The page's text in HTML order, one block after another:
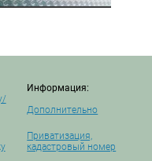
Информация:
Дополнительно
Приватизация,
кадастровый номер